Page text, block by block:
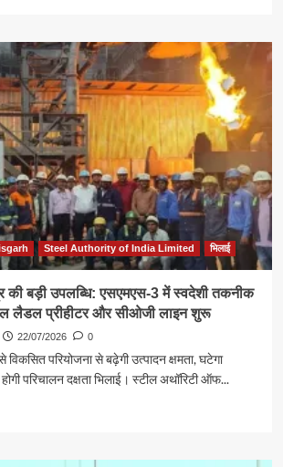
Steel Authority of India Limited भिलाई
की बड़ी उपलब्धि: एसएमएस-3 में स्वदेशी तकनीक
लैडल प्रीहीटर और सीओजी लाइन शुरू
22/07/2026 0
परियोजना से बढ़ेगी उत्पादन क्षमता, घटेगा
परिचालन दक्षता भिलाई। स्टील अथॉरिटी ऑफ...